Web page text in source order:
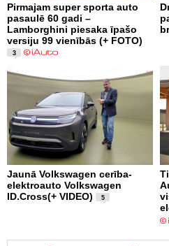
Pirmajam super sporta auto
pasaulē 60 gadi –
Lamborghini piesaka īpašo
versiju 99 vienībās (+ FOTO)
3
Jaunā Volkswagen cerība-
elektroauto Volkswagen
ID.Cross(+ VIDEO)
5